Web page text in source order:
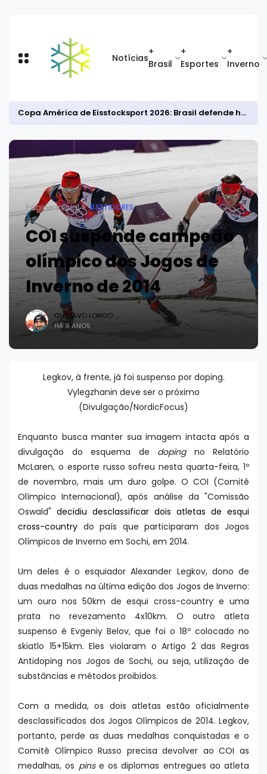
Notícias
+
Brasil
+
Esportes
+
Inverno
Copa América de Eisstocksport 2026: Brasil defende hegemonia continental
Página inicial BASTIDORES
COI suspende campeão
olímpico dos Jogos de
Inverno de 2014
GUSTAVO LONGO
HÁ 9 ANOS
Legkov, à frente, já foi suspenso por doping.
Vylegzhanin deve ser o próximo
(Divulgação/NordicFocus)
Enquanto busca manter sua imagem intacta após a
divulgação do esquema de dopingno Relatório
McLaren, o esporte russo sofreu nesta quarta-feira, 1º
de novembro, mais um duro golpe. O COI (Comitê
Olímpico Internacional), após análise da "Comissão
Oswald" decidiu desclassificar dois atletas de esqui
cross-country do país que participaram dos Jogos
Olímpicos de Inverno em Sochi, em 2014.
Um deles é o esquiador Alexander Legkov, dono de
duas medalhas na última edição dos Jogos de Inverno:
um ouro nos 50km de esqui cross-country e uma
prata no revezamento 4x10km. O outro atleta
suspenso é Evgeniy Belov, que foi o 18º colocado no
skiatlo 15+15km. Eles violaram o Artigo 2 das Regras
Antidoping nos Jogos de Sochi, ou seja, utilização de
substâncias e métodos proibidos.
Com a medida, os dois atletas estão oficialmente
desclassificados dos Jogos Olímpicos de 2014. Legkov,
portanto, perde as duas medalhas conquistadas e o
Comitê Olímpico Russo precisa devolver ao COI as
medalhas, os pinse os diplomas entregues ao atleta